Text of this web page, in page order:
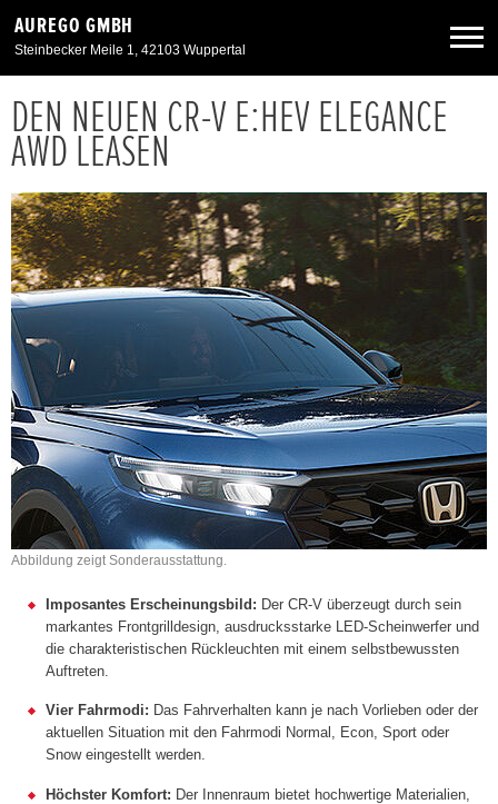
AUREGO GMBH
Steinbecker Meile 1, 42103 Wuppertal
Neuwagen
Angebote
Service & Zubehör
Unser Autohaus
DEN NEUEN CR-V E:HEV ELEGANCE
AWD LEASEN
Abbildung zeigt Sonderausstattung.
Imposantes Erscheinungsbild: Der CR-V überzeugt durch sein
markantes Frontgrilldesign, ausdrucksstarke LED-Scheinwerfer und
die charakteristischen Rückleuchten mit einem selbstbewussten
Auftreten.
Vier Fahrmodi: Das Fahrverhalten kann je nach Vorlieben oder der
aktuellen Situation mit den Fahrmodi Normal, Econ, Sport oder
Snow eingestellt werden.
Höchster Komfort: Der Innenraum bietet hochwertige Materialien,